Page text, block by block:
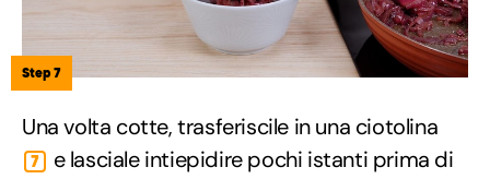
Step 7
Una volta cotte, trasferiscile in una ciotolina
7
e lasciale intiepidire pochi istanti prima di